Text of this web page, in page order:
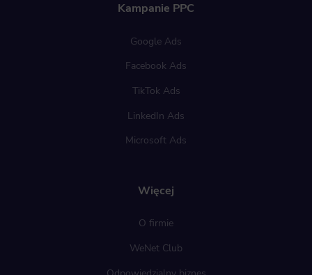
Więcej
O firmie
WeNet Club
Kampanie PPC
Google Ads
Facebook Ads
TikTok Ads
LinkedIn Ads
Microsoft Ads